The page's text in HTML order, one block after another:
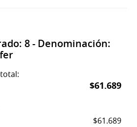
8 - Denominación:
$61.689
$61.689